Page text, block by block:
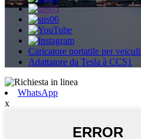
Caricatore portatile per
Adattatore da Tesla à CCS1
WhatsApp
x